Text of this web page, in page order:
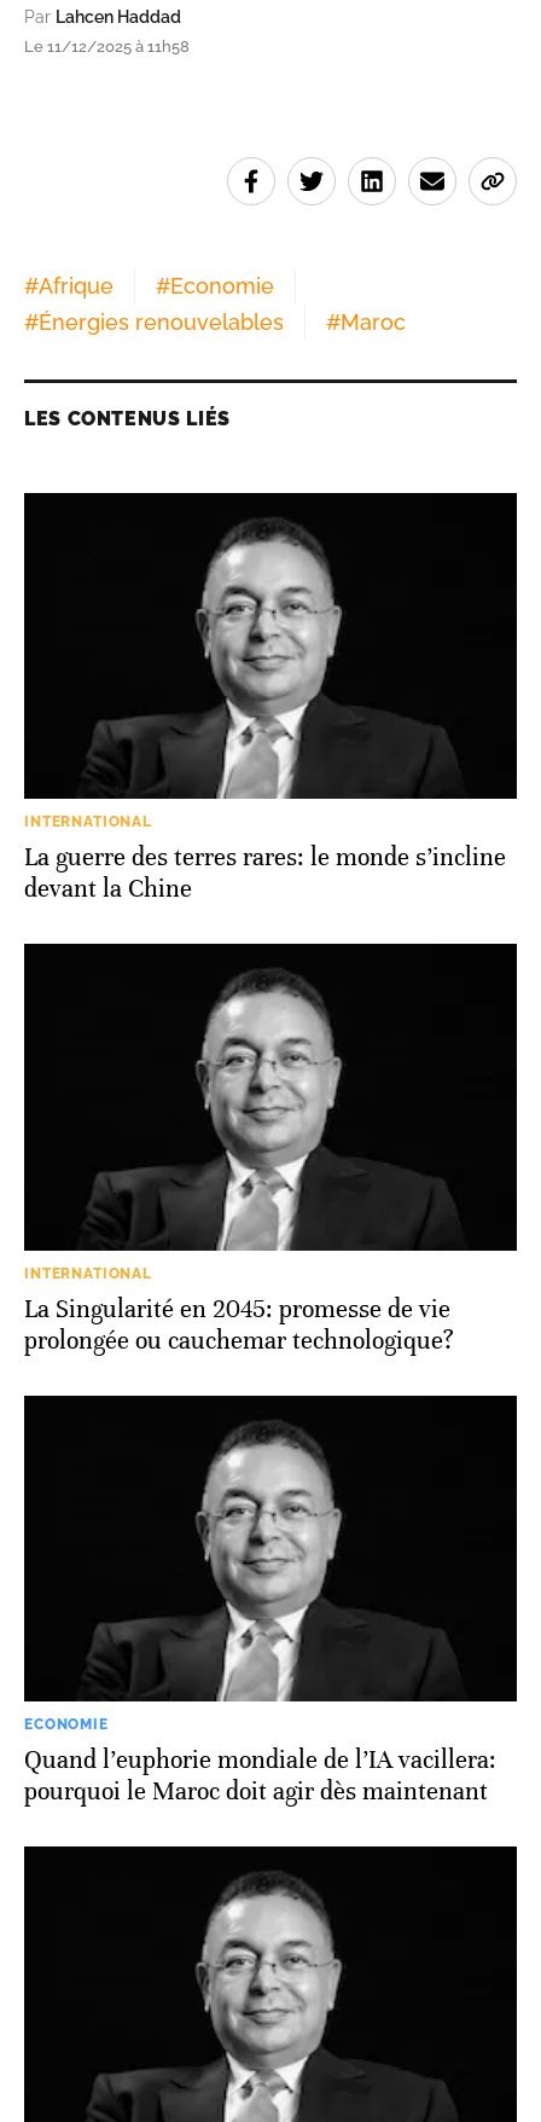
Par Lahcen Haddad
Le 11/12/2025 à 11h58
#Afrique #Economie
#Énergies renouvelables #Maroc
LES CONTENUS LIÉS
INTERNATIONAL
La guerre des terres rares: le monde s’incline
devant la Chine
INTERNATIONAL
La Singularité en 2045: promesse de vie
prolongée ou cauchemar technologique?
ECONOMIE
Quand l’euphorie mondiale de l’IA vacillera:
pourquoi le Maroc doit agir dès maintenant